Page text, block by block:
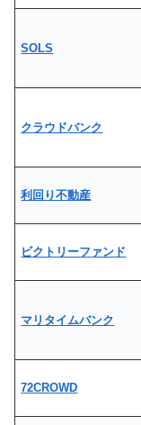
SOLS
クラウドバンク
利回り不動産
ビクトリーファンド
マリタイムバンク
72CROWD